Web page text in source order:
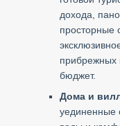
дохода,
просторные
прибрежных
бюджет.
Дома и
уединенные